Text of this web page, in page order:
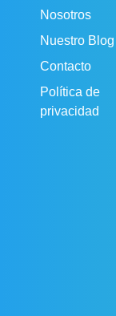
Nosotros
Nuestro Blog
Contacto
Política de
privacidad